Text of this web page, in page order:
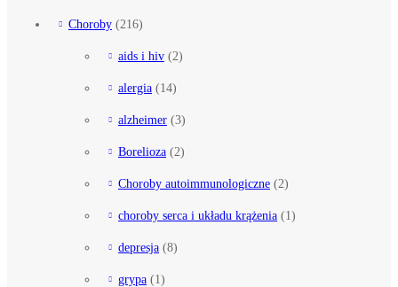
Choroby (216)
aids i hiv (2)
alergia (14)
alzheimer (3)
Borelioza (2)
Choroby autoimmunologiczne (2)
choroby serca i układu krążenia (1)
depresja (8)
grypa (1)